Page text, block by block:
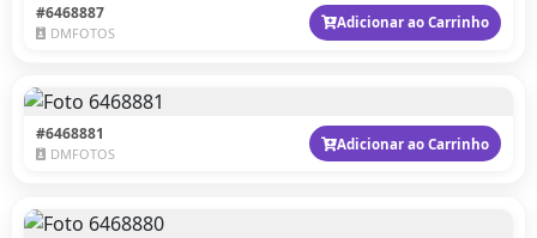
#6468887
DMFOTOS
Adicionar ao Carrinho
#6468881
DMFOTOS
Adicionar ao Carrinho